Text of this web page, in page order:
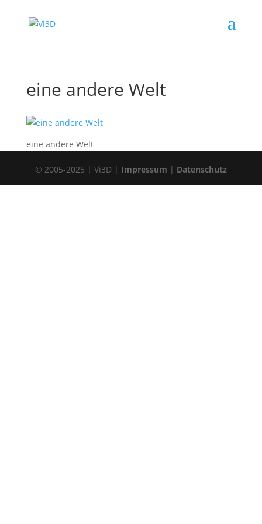
eine andere Welt
eine andere Welt
© 2005-2025 | Vi3D | Impressum | Datenschutz